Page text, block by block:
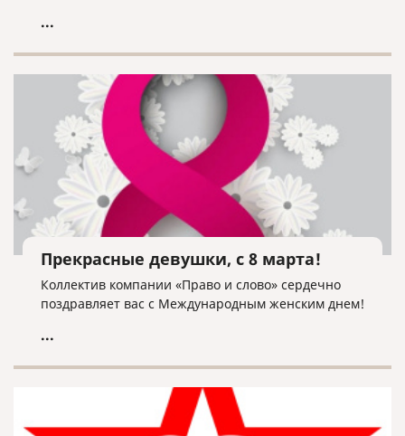
...
Прекрасные девушки, с 8 марта!
Коллектив компании «Право и слово» сердечно
поздравляет вас с Международным женским днем!
...